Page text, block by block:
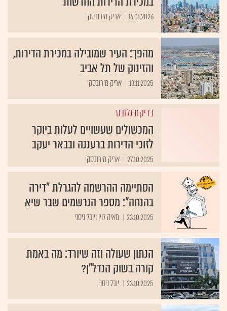
14.01.2026 אריק מירובסקי
מהפך: העיר שמובילה במכירת הדירות,
והזינוק של תל אביב
13.11.2025 אריק מירובסקי
בדיקת גלובס
המכשולים שעשויים לעלות ביוקר
לזוכי הדירות ברעננה ובבאר יעקב
27.10.2025 אריק מירובסקי
הסתיימה ההרשמה להגרלת "דירה
בהנחה": מספר הנרשמים שבר שיא
23.10.2025 מאיה לוין ויובל ניסני
הנתון שעולה וזה שיורד: מה באמת
קורה בשוק הנדל"ן?
23.10.2025 יובל ניסני